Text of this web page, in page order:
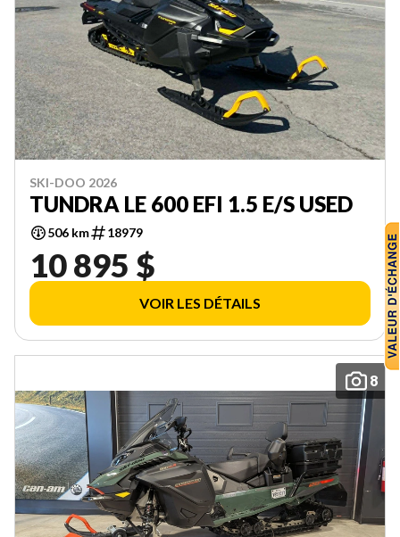
SKI-DOO 2026
TUNDRA LE 600 EFI 1.5 E/S USED
506 km 18979
10 895 $
VOIR LES DÉTAILS
8